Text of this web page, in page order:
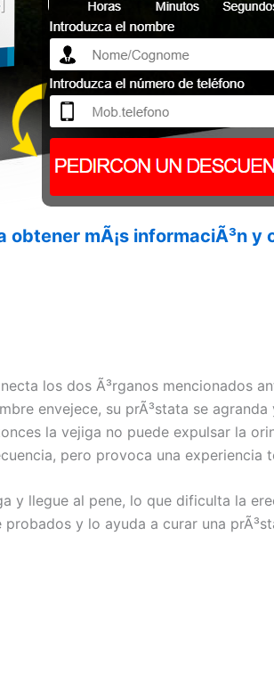
obtener mÃ¡s informaciÃ³n y
los dos Ã³rganos mencionados
envejece, su prÃ³stata se
la vejiga no puede expulsar la
pero provoca una experiencia
llegue al pene, lo que dificulta la
y lo ayuda a curar una